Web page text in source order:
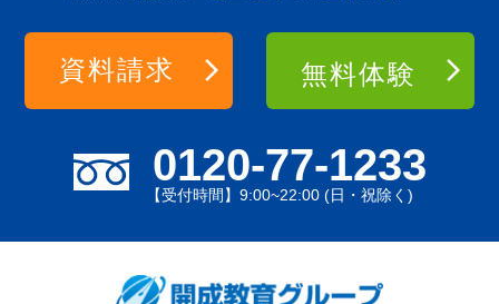
0120-77-1233
【受付時間】9:00~22:00 (日・祝除く)
資料請求 無料体験